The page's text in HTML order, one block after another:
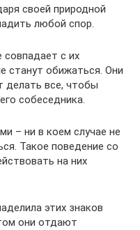
своей природной
любой спор.
с их
станут обижаться. Они
делать все, чтобы
собеседника.
– ни в коем случае не
Такое поведение со
на них
этих знаков
они отдают